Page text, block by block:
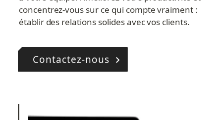
concentrez-vous sur ce qui compte vraiment :
établir des relations solides avec vos clients.
Contactez-nous